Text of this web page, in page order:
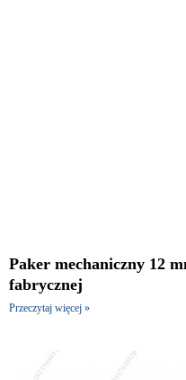
Paker mechaniczny 12
fabrycznej
Przeczytaj więcej »